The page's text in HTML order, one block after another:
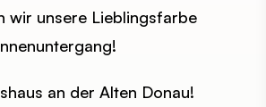
wir unsere Lieblingsfarbe
an der Alten Donau!